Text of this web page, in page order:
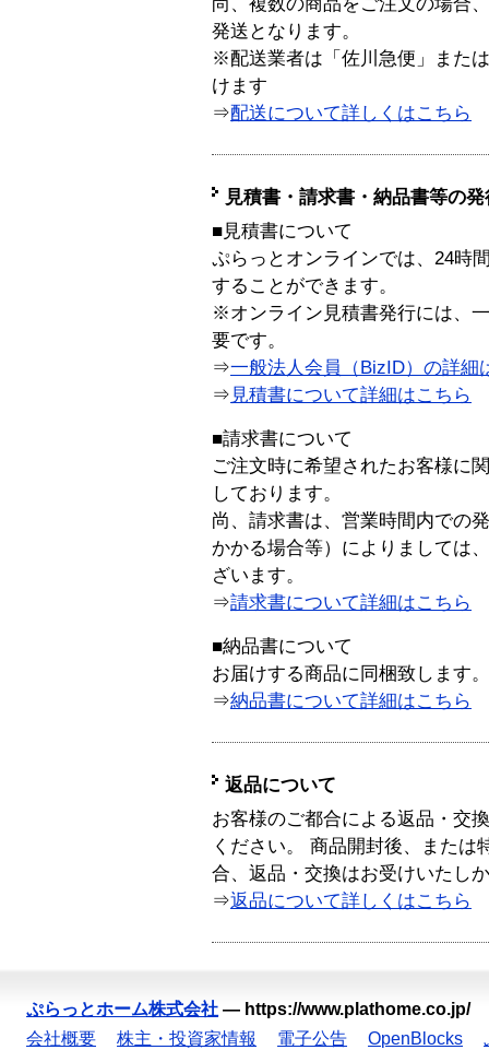
尚、複数の商品をご注文の場合
発送となります。
※配送業者は「佐川急便」また
けます
⇒配送について詳しくはこちら
見積書・請求書・納品書等の
■見積書について
ぷらっとオンラインでは、24時
することができます。
※オンライン見積書発行には、
要です。
⇒一般法人会員（BizID）の詳細
⇒ 見積書について詳細はこちら
■請求書について
ご注文時に希望されたお客様に
しております。
尚、請求書は、営業時間内での
かかる場合等）によりましては
ざいます。
⇒請求書について詳細はこちら
■納品書について
お届けする商品に同梱致します。
⇒納品書について詳細はこちら
返品について
お客様のご都合による返品・交
ください。 商品開封後、または
合、返品・交換はお受けいたし
⇒返品について詳しくはこちら
ぷらっとホーム株式会社 — https://www.plathome.co.jp/
会社概要
株主・投資家情報 電子公告 OpenBlocks